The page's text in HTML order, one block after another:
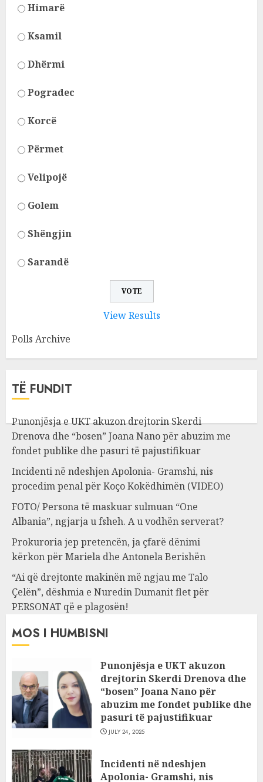
Himarë
Ksamil
Dhërmi
Pogradec
Korcë
Përmet
Velipojë
Golem
Shëngjin
Sarandë
View Results
Polls Archive
TË FUNDIT
Punonjësja e UKT akuzon drejtorin Skerdi
Drenova dhe “bosen” Joana Nano për abuzim me
fondet publike dhe pasuri të pajustifikuar
Incidenti në ndeshjen Apolonia- Gramshi, nis
procedim penal për Koço Kokëdhimën (VIDEO)
FOTO/ Persona të maskuar sulmuan “One
Albania”, ngjarja u fsheh. A u vodhën serverat?
Prokuroria jep pretencën, ja çfarë dënimi
kërkon për Mariela dhe Antonela Berishën
“Ai që drejtonte makinën më ngjau me Talo
Çelën”, dëshmia e Nuredin Dumanit flet për
PERSONAT që e plagosën!
MOS I HUMBISNI
Punonjësja e UKT akuzon
drejtorin Skerdi Drenova dhe
“bosen” Joana Nano për
abuzim me fondet publike dhe
pasuri të pajustifikuar
JULY 24, 2025
Incidenti në ndeshjen
Apolonia- Gramshi, nis